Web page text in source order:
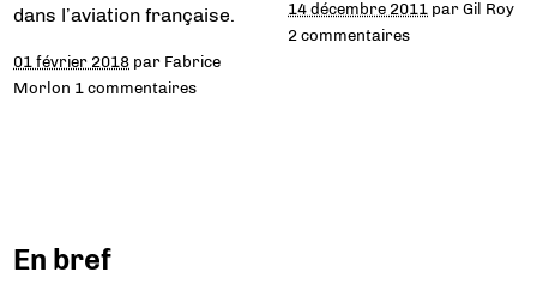
dans l’aviation française.
01 février 2018 par Fabrice
Morlon 1 commentaires
14 décembre 2011 parGil Roy
2 commentaires
En bref